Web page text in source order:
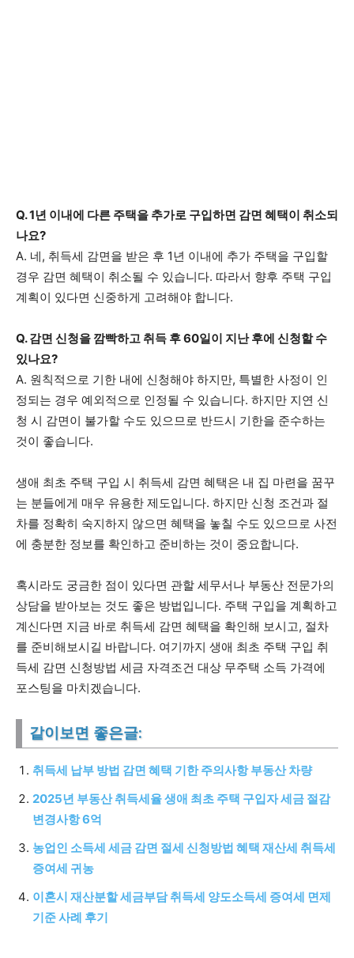
Q. 1년 이내에 다른 주택을 추가로 구입하면 감면 혜택이 취소되
나요?
A. 네, 취득세 감면을 받은 후 1년 이내에 추가 주택을 구입할
경우 감면 혜택이 취소될 수 있습니다. 따라서 향후 주택 구입
계획이 있다면 신중하게 고려해야 합니다.
Q. 감면 신청을 깜빡하고 취득 후 60일이 지난 후에 신청할 수
있나요?
A. 원칙적으로 기한 내에 신청해야 하지만, 특별한 사정이 인
정되는 경우 예외적으로 인정될 수 있습니다. 하지만 지연 신
청 시 감면이 불가할 수도 있으므로 반드시 기한을 준수하는
것이 좋습니다.
생애 최초 주택 구입 시 취득세 감면 혜택은 내 집 마련을 꿈꾸
는 분들에게 매우 유용한 제도입니다. 하지만 신청 조건과 절
차를 정확히 숙지하지 않으면 혜택을 놓칠 수도 있으므로 사전
에 충분한 정보를 확인하고 준비하는 것이 중요합니다.
혹시라도 궁금한 점이 있다면 관할 세무서나 부동산 전문가의
상담을 받아보는 것도 좋은 방법입니다. 주택 구입을 계획하고
계신다면 지금 바로 취득세 감면 혜택을 확인해 보시고, 절차
를 준비해보시길 바랍니다. 여기까지 생애 최초 주택 구입 취
득세 감면 신청방법 세금 자격조건 대상 무주택 소득 가격에
포스팅을 마치겠습니다.
같이보면 좋은글:
취득세 납부 방법 감면 혜택 기한 주의사항 부동산 차량
2025년 부동산 취득세율 생애 최초 주택 구입자 세금 절감
변경사항 6억
농업인 소득세 세금 감면 절세 신청방법 혜택 재산세 취득세
증여세 귀농
이혼시 재산분할 세금부담 취득세 양도소득세 증여세 면제
기준 사례 후기